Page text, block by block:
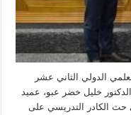
الدولي الثاني عشر
خليل خضر عبو، عميد
حث الكادر التدريسي على